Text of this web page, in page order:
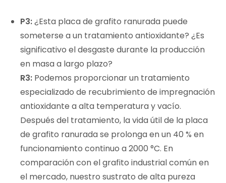
P3:¿Esta placa de grafito ranurada puede
someterse a un tratamiento antioxidante? ¿Es
significativo el desgaste durante la producción
en masa a largo plazo?
R3: Podemos proporcionar un tratamiento
especializado de recubrimiento de impregnación
antioxidante a alta temperatura y vacío.
Después del tratamiento, la vida útil de la placa
de grafito ranurada se prolonga en un 40 % en
funcionamiento continuo a 2000 °C. En
comparación con el grafito industrial común en
el mercado, nuestro sustrato de alta pureza